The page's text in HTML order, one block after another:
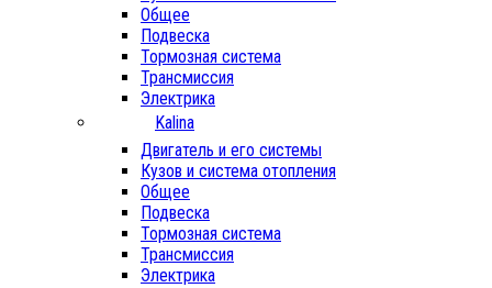
Общее
Подвеска
Тормозная система
Трансмиссия
Электрика
Kalina
Двигатель и его системы
Кузов и система отопления
Общее
Подвеска
Тормозная система
Трансмиссия
Электрика